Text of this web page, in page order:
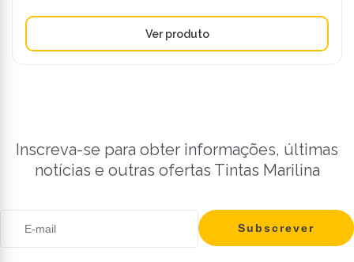
Inscreva-se para obter informações, últimas
notícias e outras ofertas Tintas Marilina